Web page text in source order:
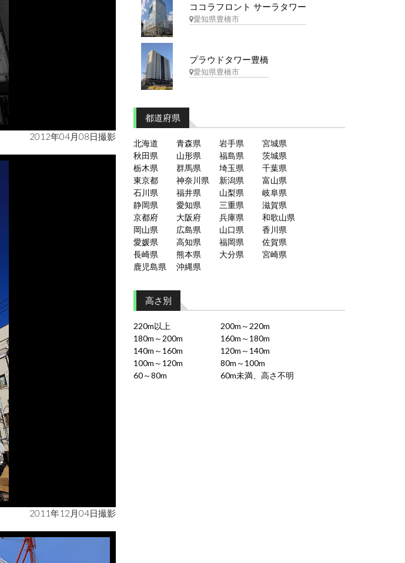
2012年04月08日撮影
2011年12月04日撮影
ココラフロント サーラタワー
愛知県豊橋市
プラウドタワー豊橋
愛知県豊橋市
都道府県
北海道 青森県 岩手県
宮城県
秋田県
山形県 福島県
茨城県
栃木県
群馬県 埼玉県
千葉県
東京都
神奈川県 新潟県
富山県
石川県
福井県 山梨県
岐阜県
静岡県
愛知県 三重県
滋賀県
京都府
大阪府 兵庫県
和歌山県
岡山県
広島県 山口県
香川県
愛媛県
高知県 福岡県
佐賀県
長崎県
熊本県 大分県
宮崎県
鹿児島県
沖縄県
高さ別
220m以上
200m～220m
180m～200m
160m～180m
140m～160m
120m～140m
100m～120m
80m～100m
60～80m
60m未満、高さ不明